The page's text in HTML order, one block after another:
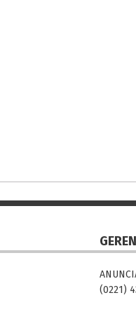
(0221)